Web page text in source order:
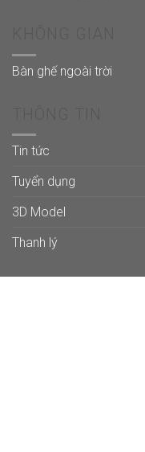
Bàn ghế ngoài trời
Tin tức
Tuyển dụng
3D Model
Thanh lý